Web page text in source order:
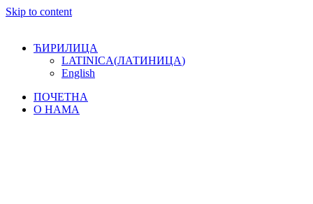
Skip to content
ЋИРИЛИЦА
LATINICA(ЛАТИНИЦА)
English
ПОЧЕТНА
О НАМА